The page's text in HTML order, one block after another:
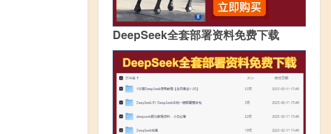
DeepSeek全套部署资料免费下载